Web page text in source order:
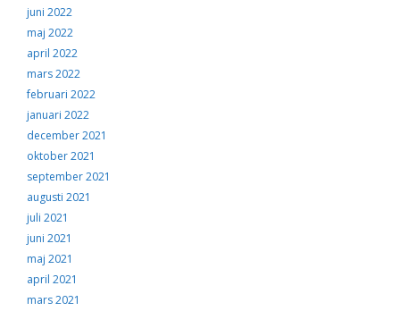
juni 2022
maj 2022
april 2022
mars 2022
februari 2022
januari 2022
december 2021
oktober 2021
september 2021
augusti 2021
juli 2021
juni 2021
maj 2021
april 2021
mars 2021